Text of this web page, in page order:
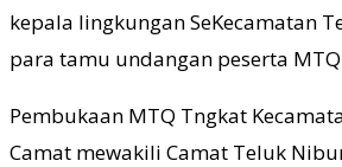
kepala lingkungan SeKecamatan
para tamu undangan peserta
Pembukaan MTQ Tngkat
Camat mewakili Camat Teluk